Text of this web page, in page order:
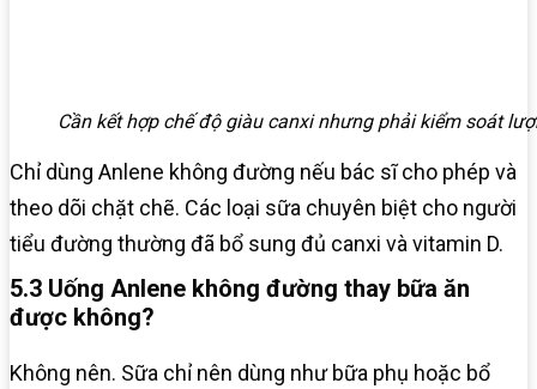
Cần kết hợp chế độ giàu canxi nhưng phải kiểm soát
Chỉ dùng Anlene không đường nếu bác sĩ cho phép và
theo dõi chặt chẽ. Các loại sữa chuyên biệt cho người
tiểu đường thường đã bổ sung đủ canxi và vitamin D.
5.3 Uống Anlene không đường thay bữa ăn
được không?
Không nên. Sữa chỉ nên dùng như bữa phụ hoặc bổ